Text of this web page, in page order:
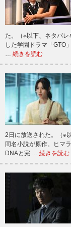
た。（※以下、ネタバ
した学園ドラマ「GTO
… 続きを読む
2日に放送された。（※
同名小説が原作。ヒマ
DNAと完 … 続きを読む